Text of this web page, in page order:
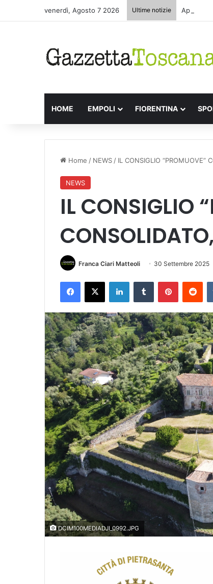
venerdì, Agosto 7 2026 Ultime notizie
HOME EMPOLI FIORENTINA
Home / NEWS / IL CONSIGLIO “PROMUOVE”
NEWS
IL CONSIGLIO
Franca Ciari Matteoli 30 Settembre 2025
DCIM100MEDIADJI_0992.JPG